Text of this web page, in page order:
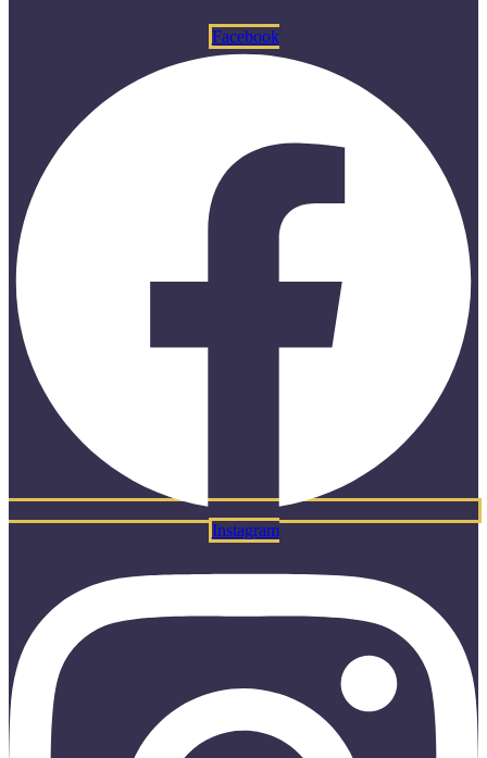
Facebook
Instagram